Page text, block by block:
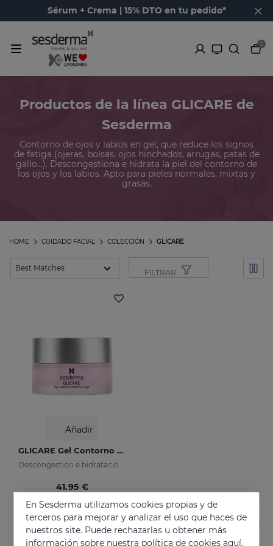
Sérum + Crema | 15% DTO en tu pedido*
0
Productos de la línea GLICARE de
Sesderma
Contorno de ojos y labios en gel, que reduce los signos
de fatiga (ojeras, bolsas, ojos hinchados, arrugas, patas de
gallo...). Descongestiona e hidrata la piel del contorno de
los ojos y los labios. Apto para pieles normales, mixtas y
grasas.
GLICARE
COLECCIÓN
CUIDADO FACIAL
HOME
FILTRAR
Añadir
GLICARE Gel Contorno De Ojos Y Labios
Descongestión e hidratación de la piel del contorno de los ojos y los labios
41.95 €
En Sesderma utilizamos cookies propias y de
terceros para mejorar y analizar el uso que haces de
nuestros site. Puede rechazarlas u obtener más
información sobre nuestra política de cookiesaquí.